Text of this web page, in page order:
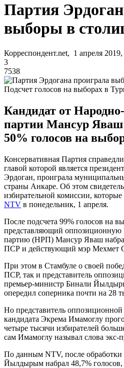
Партия
выборы в
Корреспондент.net, 1 апреля
3
7538
Подсчет голосов на выборах в
Кандидат от
партии Мансур Яваш
50% голосов на
Консервативная Партия
главой которой является
Эрдоган, проиграла
страны Анкаре. Об этом
избирательной комиссии, которые
NTV в понедельник, 1 апреля.
После подсчета 99% голосов на
представляющий оппозиционную
партию (НРП) Мансур Яваш
ПСР и действующий мэр Мехмет
При этом в Стамбуле о своей
ПСР, так и представитель
премьер-министр Бинали
опередил соперника почти на 28
Но представитель
кандидата Экрема Имамоглу
четыре тысячи избирателей
сам Имамоглу называл слова экс-
По данным NTV, после обработки
Йылдырым набрал 48,7% голосов,